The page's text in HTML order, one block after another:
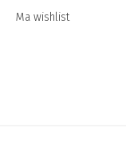
Ma wishlist